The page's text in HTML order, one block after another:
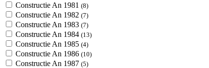
Constructie An 1981 (8)
Constructie An 1982 (7)
Constructie An 1983 (7)
Constructie An 1984 (13)
Constructie An 1985 (4)
Constructie An 1986 (10)
Constructie An 1987 (5)